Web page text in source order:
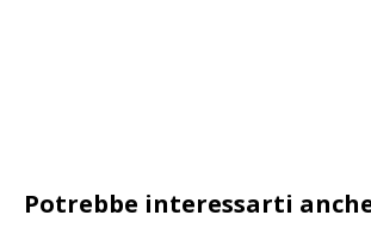
Potrebbe interessarti